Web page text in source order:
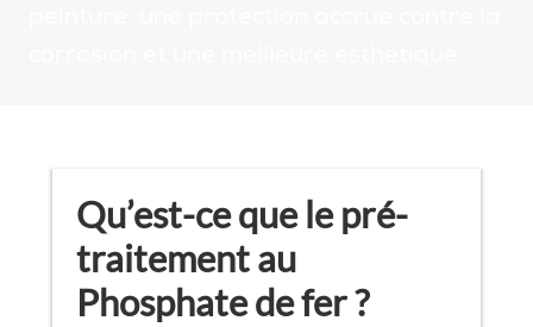
Qu’est-ce que le pré-
traitement au
Phosphate de fer ?